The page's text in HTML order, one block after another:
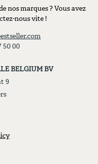
nos marques ? Vous avez
nous vite !
50 00
BELGIUM BV
9